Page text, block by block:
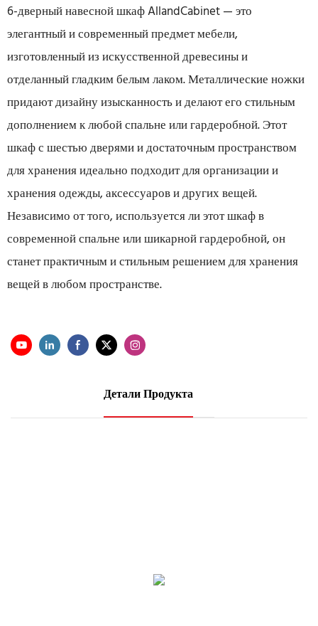
6-дверный навесной шкаф AllandCabinet — это
элегантный и современный предмет мебели,
изготовленный из искусственной древесины и
отделанный гладким белым лаком. Металлические ножки
придают дизайну изысканность и делают его стильным
дополнением к любой спальне или гардеробной. Этот
шкаф с шестью дверями и достаточным пространством
для хранения идеально подходит для организации и
хранения одежды, аксессуаров и других вещей.
Независимо от того, используется ли этот шкаф в
современной спальне или шикарной гардеробной, он
станет практичным и стильным решением для хранения
вещей в любом пространстве.
Детали Продукта